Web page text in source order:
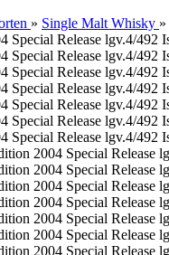
» Single Malt Whisky »